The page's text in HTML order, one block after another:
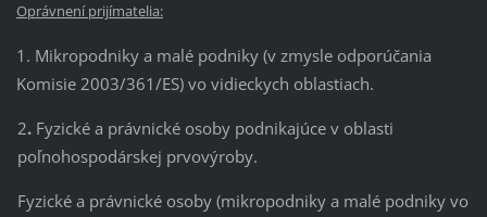
Oprávnení prijímatelia:
1. Mikropodniky a malé podniky (v zmysle odporúčania
Komisie 2003/361/ES) vo vidieckych oblastiach.
2. Fyzické a právnické osoby podnikajúce v oblasti
poľnohospodárskej prvovýroby.
Fyzické a právnické osoby (mikropodniky a malé podniky vo